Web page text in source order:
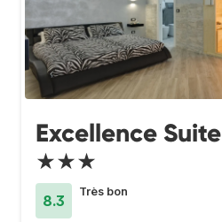
Excellence Suite
★★★
8.3
Très bon